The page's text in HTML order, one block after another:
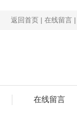
返回首页 | 在线留言 |
在线留言